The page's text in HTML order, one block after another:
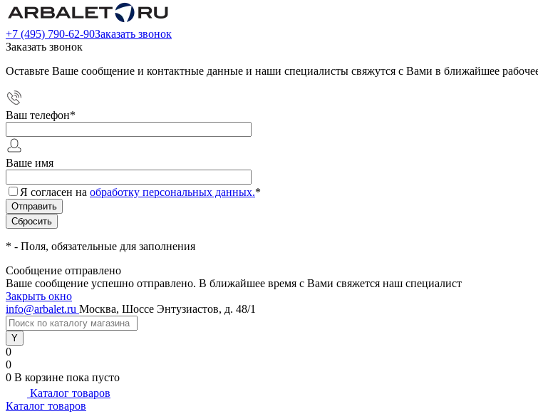
+7 (495) 790-62-90Заказать звонок
Заказать звонок
Оставьте Ваше сообщение и контактные данные и наши специалисты свяжутся с Вами в ближайшее
Ваш телефон*
Ваше имя
Я согласен на обработку персональных данных.*
* - Поля, обязательные для заполнения
Сообщение отправлено
Ваше сообщение успешно отправлено. В ближайшее время с Вами свяжется наш специалист
Закрыть окно
info@arbalet.ru Москва, Шоссе Энтузиастов, д. 48/1
0
0
0 В корзине пока пусто
Каталог товаров
Каталог товаров